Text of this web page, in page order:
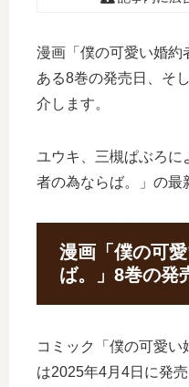
漫画「僕の可愛い婚約
ある8巻の発売日、そ
介します。
ユウキ、三槻ぱぶろに
者の為ならば。」の最
漫画「僕の可
ば。」8巻の発
コミック「僕の可愛
は2025年4月4日に発